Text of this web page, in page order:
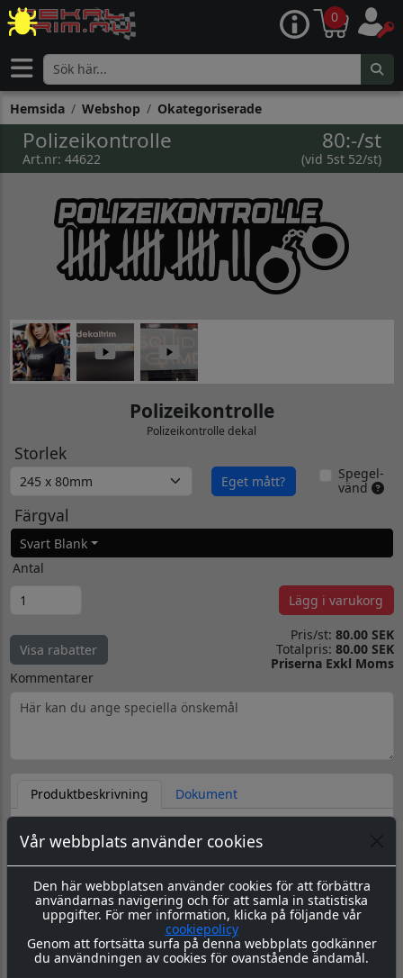
Vår webbplats använder cookies
Den här webbplatsen använder cookies för att förbättra
användarnas navigering och för att samla in statistiska
uppgifter. För mer information, klicka på följande vår
cookiepolicy
Genom att fortsätta surfa på denna webbplats godkänner
du användningen av cookies för ovanstående ändamål.
0
Hemsida Webshop Okategoriserade
Polizeikontrolle
Art.nr: 44622
80:-/st
(vid 5st 52/st)
Polizeikontrolle
Polizeikontrolle dekal
Storlek
Eget mått?
Spegel-
vänd
Färgval
Svart Blank
Antal
Lägg i varukorg
Visa rabatter
Pris/st: 80.00 SEK
Totalpris: 80.00 SEK
Priserna Exkl Moms
Kommentarer
Produktbeskrivning
Dokument
Datorskuren dekal / logo
Material & Tillverkning:Dessa dekaler skärs ut i en 8-årig
genomfärgad kvalitetsfolie, som fäster på de flesta plana
ytor.
Leverans:Dekalen levereras redo för montage med
appliceringstape över som håller ihop dekalen, och
underlättar monteringen. Appliceringstapen tas bort efter
montering, och kvar sitter då endast dekalen.